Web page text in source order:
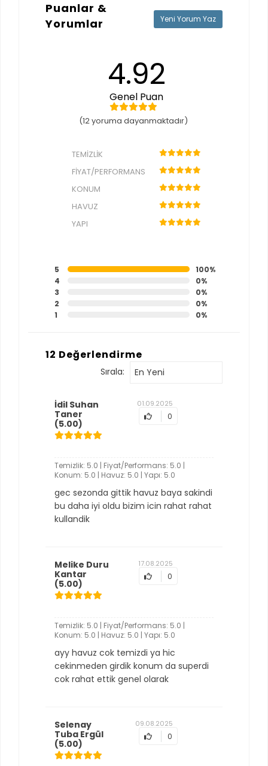
Puanlar &
Yorumlar
Yeni Yorum Yaz
4.92
Genel Puan
(12 yoruma dayanmaktadır)
TEMIZLIK
FIYAT/PERFORMANS
KONUM
HAVUZ
YAPI
5
100%
4
0%
3
0%
2
0%
1
0%
12 Değerlendirme
Sırala: En Yeni
İdil Suhan
Taner
(5.00)
01.09.2025
0
Temizlik: 5.0 | Fiyat/Performans: 5.0 |
Konum: 5.0 | Havuz: 5.0 | Yapı: 5.0
gec sezonda gittik havuz baya sakindi
bu daha iyi oldu bizim icin rahat rahat
kullandik
Melike Duru
Kantar
(5.00)
17.08.2025
0
Temizlik: 5.0 | Fiyat/Performans: 5.0 |
Konum: 5.0 | Havuz: 5.0 | Yapı: 5.0
ayy havuz cok temizdi ya hic
cekinmeden girdik konum da superdi
cok rahat ettik genel olarak
Selenay
Tuba Ergül
(5.00)
09.08.2025
0